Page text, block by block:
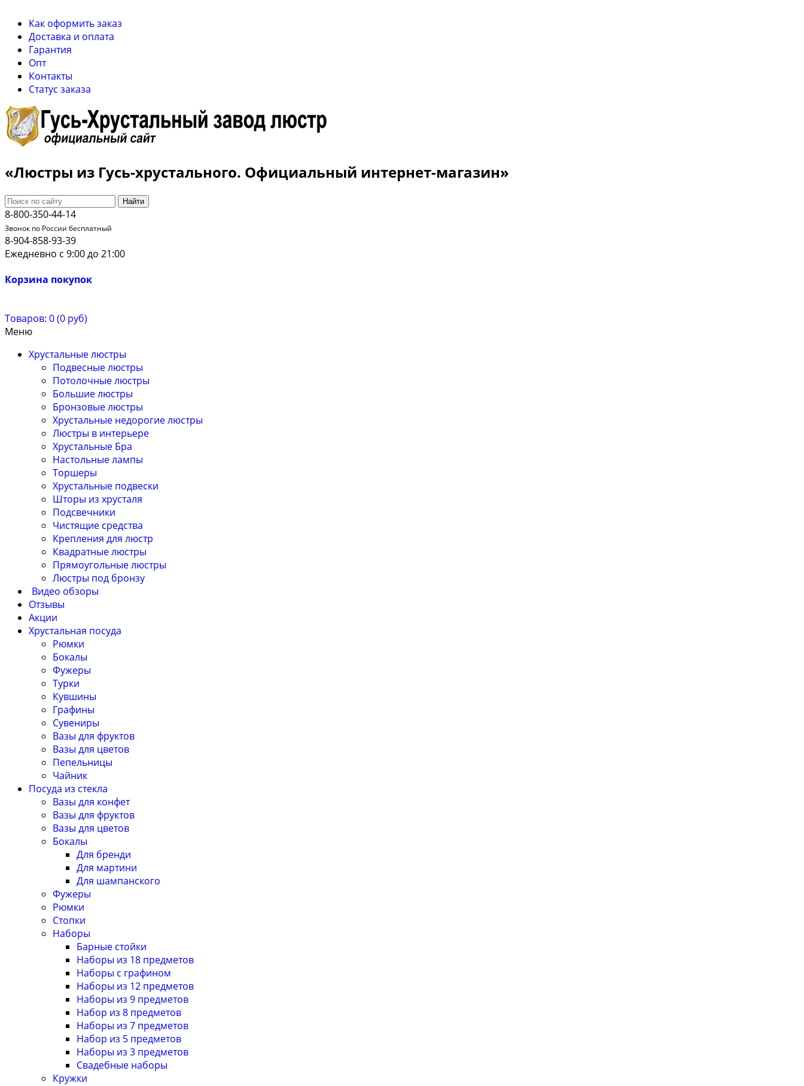
Как оформить заказ
Доставка и оплата
Гарантия
Опт
Контакты
Cтатус заказа
«Люстры из Гусь-хрустального. Официальный интернет-магазин»
Найти
8-800-350-44-14
Звонок по России бесплатный
8-904-858-93-39
Ежедневно с 9:00 до 21:00
Корзина покупок
Товаров: 0 (0 руб)
Меню
Хрустальные люстры
Подвесные люстры
Потолочные люстры
Большие люстры
Бронзовые люстры
Хрустальные недорогие люстры
Люстры в интерьере
Хрустальные Бра
Настольные лампы
Торшеры
Хрустальные подвески
Шторы из хрусталя
Подсвечники
Чистящие средства
Крепления для люстр
Квадратные люстры
Прямоугольные люстры
Люстры под бронзу
Видео обзоры
Отзывы
Акции
Хрустальная посуда
Рюмки
Бокалы
Фужеры
Турки
Кувшины
Графины
Сувениры
Вазы для фруктов
Вазы для цветов
Пепельницы
Чайник
Посуда из стекла
Вазы для конфет
Вазы для фруктов
Вазы для цветов
Бокалы
Для бренди
Для мартини
Для шампанского
Фужеры
Рюмки
Стопки
Наборы
Барные стойки
Наборы из 18 предметов
Наборы с графином
Наборы из 12 предметов
Наборы из 9 предметов
Набор из 8 предметов
Наборы из 7 предметов
Набор из 5 предметов
Наборы из 3 предметов
Свадебные наборы
Кружки